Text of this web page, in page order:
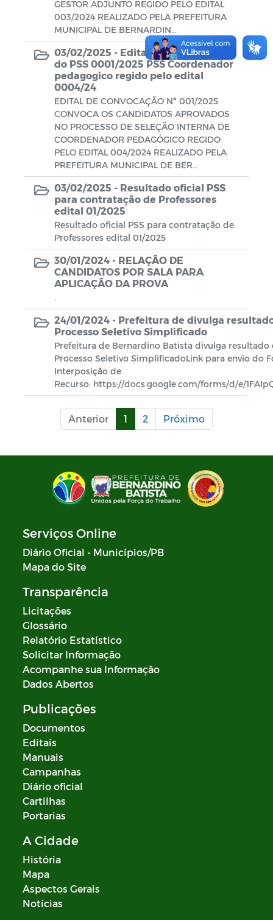
GESTOR ADJUNTO REGIDO PELO EDITAL
003/2024 REALIZADO PELA PREFEITURA
MUNICIPAL DE BERNARDIN...
03/02/2025 - Edital de convocação
do PSS 0001/2025 PSS Coordenador
pedagogico regido pelo edital
0004/24
EDITAL DE CONVOCAÇÃO Nº 001/2025
CONVOCA OS CANDIDATOS APROVADOS
NO PROCESSO DE SELEÇÃO INTERNA DE
COORDENADOR PEDAGÓGICO REGIDO
PELO EDITAL 004/2024 REALIZADO PELA
PREFEITURA MUNICIPAL DE BER...
03/02/2025 - Resultado oficial PSS
para contratação de Professores
edital 01/2025
Resultado oficial PSS para contratação de
Professores edital 01/2025
30/01/2024 - RELAÇÃO DE
CANDIDATOS POR SALA PARA
APLICAÇÃO DA PROVA
.
24/01/2024 - Prefeitura de divulga resultado
Processo Seletivo Simplificado
Prefeitura de Bernardino Batista divulga resultado
Processo Seletivo SimplificadoLink para envio do
Interposição de
Recurso: https://docs.google.com/forms/d/e/
Anterior 1 2 Próximo
Serviços Online
Diário Oficial - Municípios/PB
Mapa do Site
Transparência
Licitações
Glossário
Relatório Estatístico
Solicitar Informação
Acompanhe sua Informação
Dados Abertos
Publicações
Documentos
Editais
Manuais
Campanhas
Diário oficial
Cartilhas
Portarias
A Cidade
História
Mapa
Aspectos Gerais
Notícias